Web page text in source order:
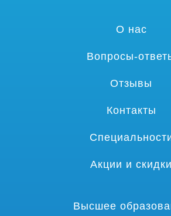
О нас
Вопросы-
Отзывы
Контакты
Акции и скидки
Высшее